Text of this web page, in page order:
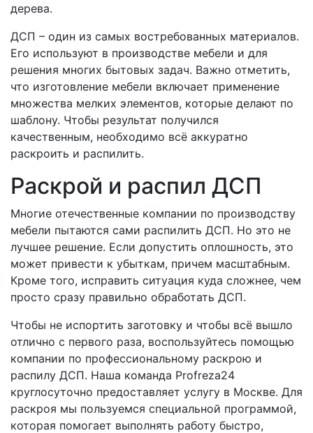
дерева.
ДСП – один из самых востребованных материалов.
Его используют в производстве мебели и для
решения многих бытовых задач. Важно отметить,
что изготовление мебели включает применение
множества мелких элементов, которые делают по
шаблону. Чтобы результат получился
качественным, необходимо всё аккуратно
раскроить и распилить.
Раскрой и распил ДСП
Многие отечественные компании по производству
мебели пытаются сами распилить ДСП. Но это не
лучшее решение. Если допустить оплошность, это
может привести к убыткам, причем масштабным.
Кроме того, исправить ситуация куда сложнее, чем
просто сразу правильно обработать ДСП.
Чтобы не испортить заготовку и чтобы всё вышло
отлично с первого раза, воспользуйтесь помощью
компании по профессиональному раскрою и
распилу ДСП. Наша команда Profreza24
круглосуточно предоставляет услугу в Москве. Для
раскроя мы пользуемся специальной программой,
которая помогает выполнять работу быстро,